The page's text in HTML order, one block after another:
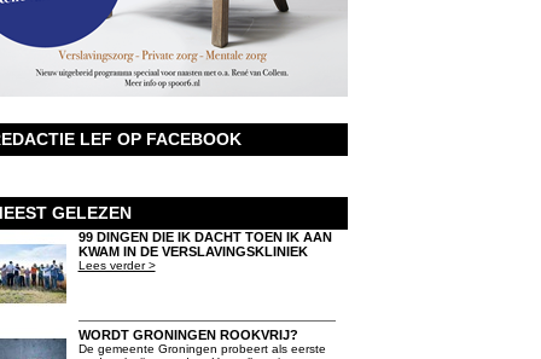
LEF OP FACEBOOK
GELEZEN
99 DINGEN DIE IK DACHT TOEN IK AAN
KWAM IN DE VERSLAVINGSKLINIEK
Lees verder >
WORDT GRONINGEN ROOKVRIJ?
De gemeente Groningen probeert als eerste